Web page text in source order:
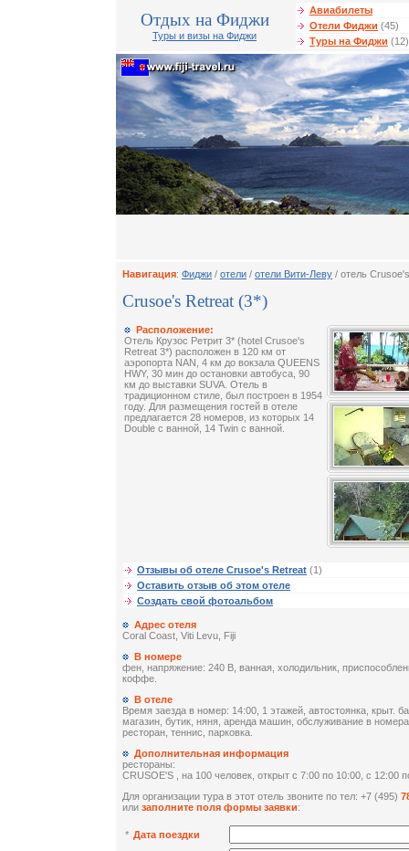
Отдых на Фиджи
Туры и визы на Фиджи
Авиабилеты
Отели Фиджи (45)
Туры на Фиджи (12)
Навигация: Фиджи / отели / отели Вити-Леву / отель
Crusoe's Retreat (3*)
Расположение:
Отель Крузос Ретрит 3* (hotel Crusoe's
Retreat 3*) расположен в 120 км от
аэропорта NAN, 4 км до вокзала QUEENS
HWY, 30 мин до остановки автобуса, 90
км до выставки SUVA. Отель в
традиционном стиле, был построен в 1954
году. Для размещения гостей в отеле
предлагается 28 номеров, из которых 14
Double с ванной, 14 Twin с ванной.
Отзывы об отеле Crusoe's Retreat (1)
Оставить отзыв об этом отеле
Создать свой фотоальбом
Адрес отеля
Coral Coast, Viti Levu, Fiji
В номере
фен, напряжение: 240 В, ванная, холодильник,
коффе.
В отеле
Время заезда в номер: 14:00, 1 этажей, автостоянка, крыт.
магазин, бутик, няня, аренда машин, обслуживание в
ресторан, теннис, парковка.
Дополнительная информация
рестораны:
CRUSOE'S , на 100 человек, открыт c 7:00 по 10:00, c 12:00
Для организации тура в этот отель звоните по тел: +7 (495)
или заполните поля формы заявки:
* Дата поездки